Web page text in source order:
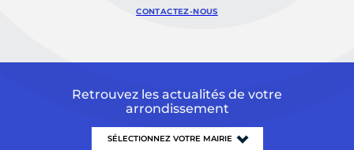
CONTACTEZ-NOUS
Retrouvez les actualités de votre
arrondissement